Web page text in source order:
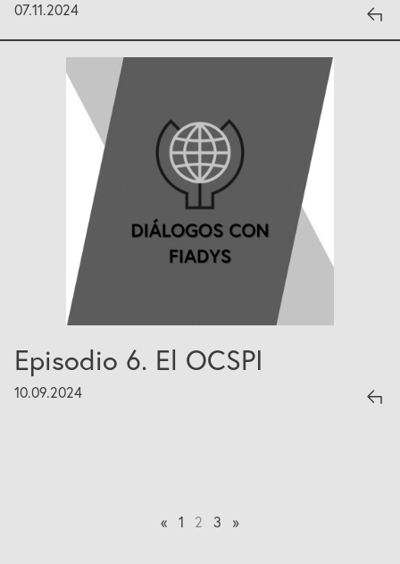
07.11.2024
Episodio 6. El OCSPI
10.09.2024
« 1 2 3 »